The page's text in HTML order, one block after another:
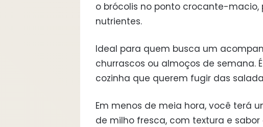
o brócolis no ponto crocante-macio,
nutrientes.
Ideal para quem busca um
churrascos ou almoços de semana.
cozinha que querem fugir das
Em menos de meia hora, você terá
de milho fresca, com textura e